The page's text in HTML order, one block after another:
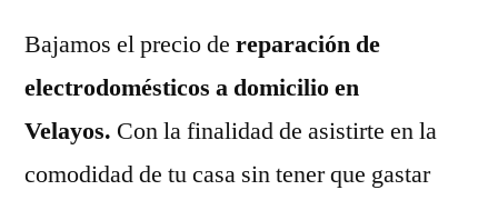
Bajamos el precio de reparación de
electrodomésticos a domicilio en
Velayos. Con la finalidad de asistirte en la
comodidad de tu casa sin tener que gastar